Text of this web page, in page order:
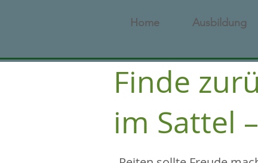
Home Ausbildung
Finde
im Sattel